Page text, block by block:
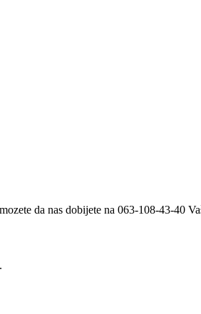
da nas dobijete na 063-108-43-40